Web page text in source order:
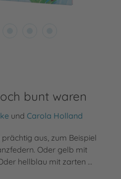
bunt waren
und Carola Holland
aus, zum Beispiel
Oder gelb mit
hellblau mit zarten …